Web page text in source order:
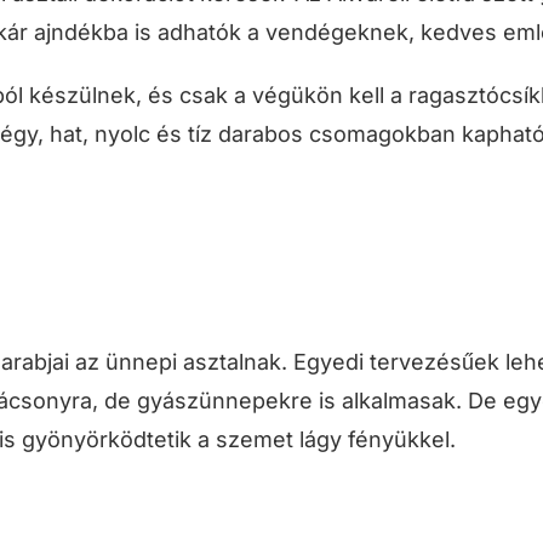
ajndékba is adhatók a vendégeknek, kedves
készülnek, és csak a végükön kell a
hat, nyolc és tíz darabos csomagokban
az ünnepi asztalnak. Egyedi tervezésűek
de gyászünnepekre is alkalmasak. De
gyönyörködtetik a szemet lágy fényükkel.